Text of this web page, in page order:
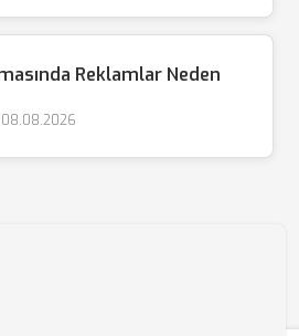
Reklamlar Neden
08.08.2026